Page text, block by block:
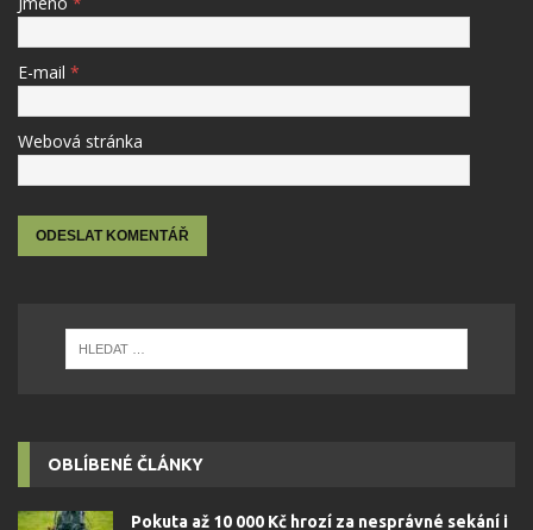
E-mail *
Webová stránka
OBLÍBENÉ ČLÁNKY
Pokuta až 10 000 Kč hrozí za nesprávné sekání i